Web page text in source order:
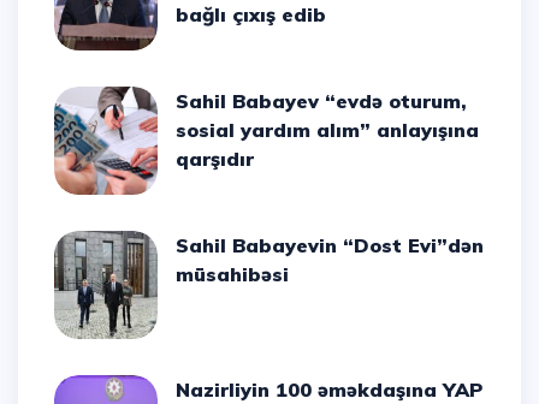
bağlı çıxış edib
Sahil Babayev “evdə oturum,
sosial yardım alım” anlayışına
qarşıdır
Sahil Babayevin “Dost Evi”dən
müsahibəsi
Nazirliyin 100 əməkdaşına YAP